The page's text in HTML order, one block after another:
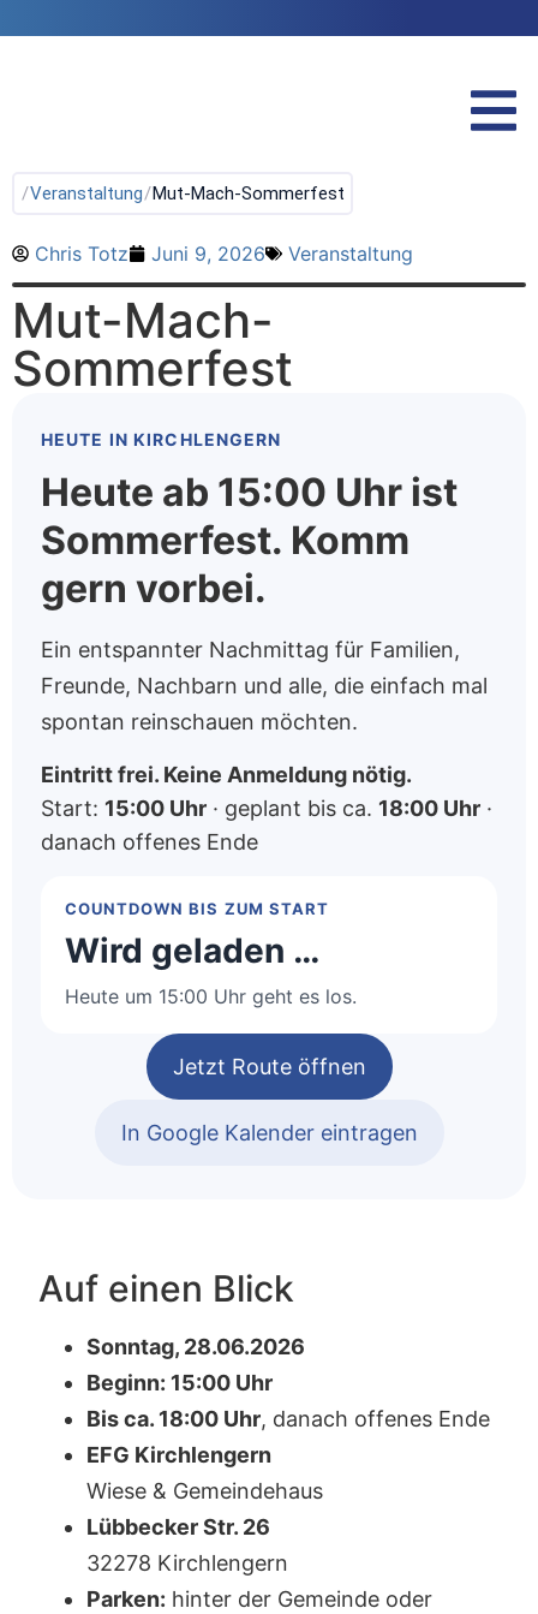
/Veranstaltung/Mut-Mach-Sommerfest
Chris Totz Juni 9, 2026 Veranstaltung
Mut-Mach-
Sommerfest
HEUTE IN KIRCHLENGERN
Heute ab 15:00 Uhr ist
Sommerfest. Komm
gern vorbei.
Ein entspannter Nachmittag für Familien,
Freunde, Nachbarn und alle, die einfach mal
spontan reinschauen möchten.
Eintritt frei. Keine Anmeldung nötig.
Start: 15:00 Uhr · geplant bis ca. 18:00 Uhr ·
danach offenes Ende
COUNTDOWN BIS ZUM START
Wird geladen …
Heute um 15:00 Uhr geht es los.
Jetzt Route öffnen
In Google Kalender eintragen
Auf einen Blick
Sonntag, 28.06.2026
Beginn: 15:00 Uhr
Bis ca. 18:00 Uhr, danach offenes Ende
EFG Kirchlengern
Wiese & Gemeindehaus
Lübbecker Str. 26
32278 Kirchlengern
Parken: hinter der Gemeinde oder